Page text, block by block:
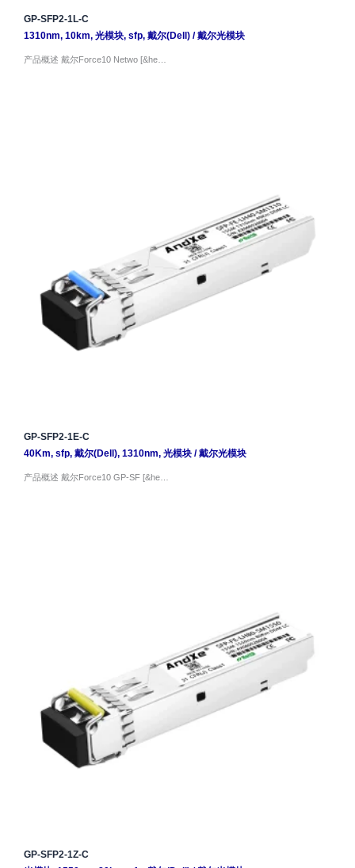
GP-SFP2-1L-C
1310nm, 10km, 光模块, sfp, 戴尔(Dell)/戴尔光模块
产品概述 戴尔Force10 Netwo [&he…
GP-SFP2-1E-C
40Km, sfp, 戴尔(Dell), 1310nm, 光模块/戴尔光模块
产品概述 戴尔Force10 GP-SF [&he…
GP-SFP2-1Z-C